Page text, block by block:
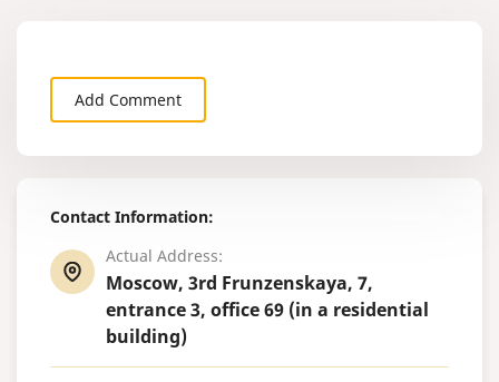
Contact Information:
Actual Address:
Moscow, 3rd Frunzenskaya, 7,
entrance 3, office 69 (in a residential
building)
Add Comment